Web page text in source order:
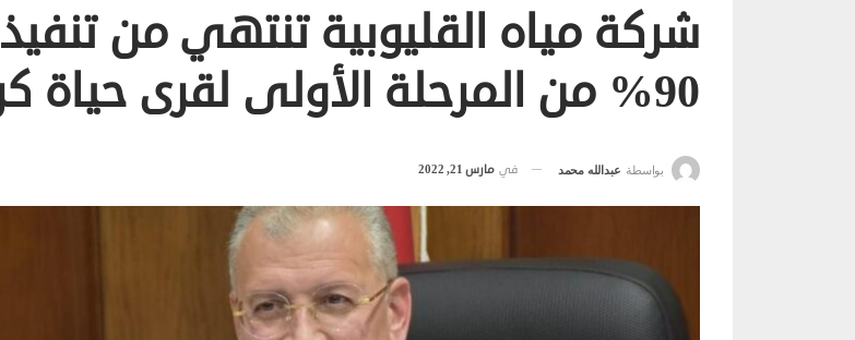
شركة مياه القليوبية تنتهي من تنفيذ
90% من المرحلة الأولى لقرى حياة كريمة
بواسطة عبدالله محمد في مارس 21, 2022